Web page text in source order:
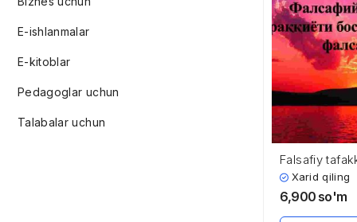
E-ishlanmalar
E-kitoblar
Pedagoglar uchun
Talabalar uchun
Falsafiy
bosqichlari.
Xarid qiling
6,900 so'm